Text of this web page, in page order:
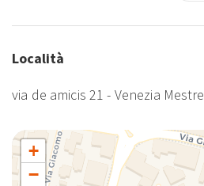
Località
via de amicis 21 - Venezia Mestre
+
−